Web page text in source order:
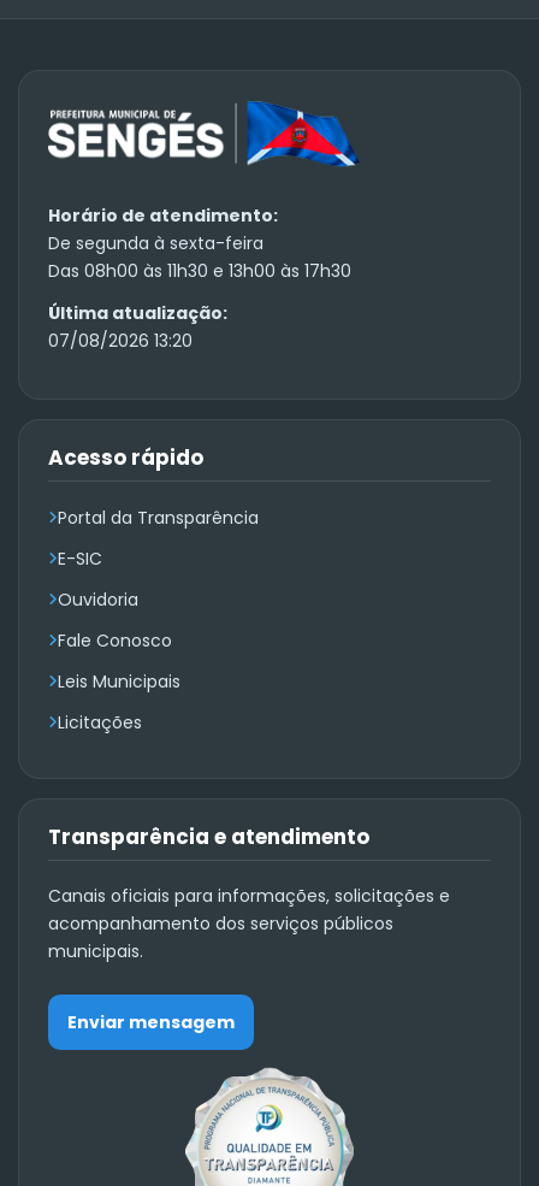
Horário de atendimento:
De segunda à sexta-feira
Das 08h00 às 11h30 e 13h00 às 17h30
Última atualização:
07/08/2026 13:20
Acesso rápido
Portal da Transparência
E-SIC
Ouvidoria
Fale Conosco
Leis Municipais
Licitações
Transparência e atendimento
Canais oficiais para informações, solicitações e
acompanhamento dos serviços públicos
municipais.
Enviar mensagem